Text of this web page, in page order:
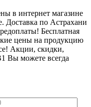
в интернет магазине
Доставка по Астрахани
Бесплатная
цены на продукцию
Акции, скидки,
Вы можете всегда